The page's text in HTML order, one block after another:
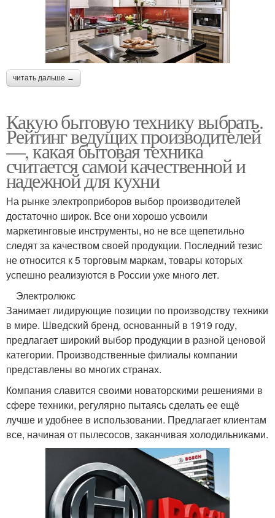
читать дальше →
Какую бытовую технику выбрать.
Рейтинг ведущих производителей
—, какая бытовая техника
считается самой качественной и
надежной для кухни
На рынке электроприборов выбор производителей
достаточно широк. Все они хорошо усвоили
маркетинговые инструменты, но не все щепетильно
следят за качеством своей продукции. Последний тезис
не относится к 5 торговым маркам, товары которых
успешно реализуются в России уже много лет.
Электролюкс
Занимает лидирующие позиции по производству техники
в мире. Шведский бренд, основанный в 1919 году,
предлагает широкий выбор продукции в разной ценовой
категории. Производственные филиалы компании
представлены во многих странах.
Компания славится своими новаторскими решениями в
сфере техники, регулярно пытаясь сделать ее ещё
лучше и удобнее в использовании. Предлагает клиентам
все, начиная от пылесосов, заканчивая холодильниками.